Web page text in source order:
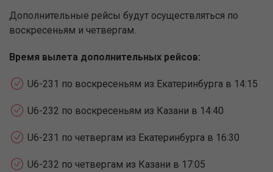
Дополнительные рейсы будут осуществляться по
воскресеньям и четвергам.
Время вылета дополнительных рейсов:
U6-231 по воскресеньям из Екатеринбурга в 14:15
U6-232 по воскресеньям из Казани в 14:40
U6-231 по четвергам из Екатеринбурга в 16:30
U6-232 по четвергам из Казани в 17:05